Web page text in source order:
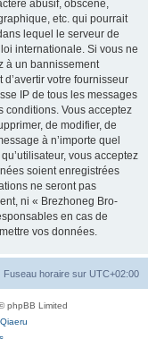
abusif, obscène,
etc. qui pourrait
lequel le serveur de
internationale. Si vous ne
à un bannissement
votre fournisseur
IP de tous les messages
conditions. Vous acceptez
de modifier, de
à n’importe quel
vous acceptez
soient enregistrées
ne seront pas
ni « Brezhoneg Bro-
en cas de
vos données.
Fuseau horaire sur UTC+02:00
phpBB Limited
Qiaeru